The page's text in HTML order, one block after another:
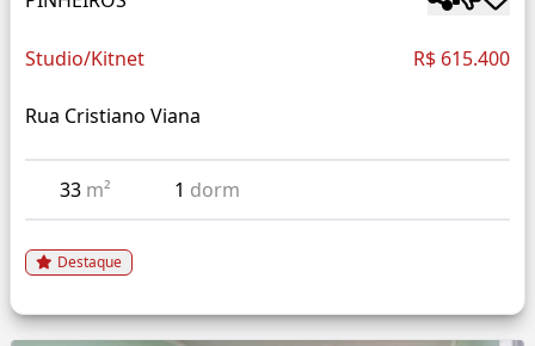
Studio/Kitnet R$ 615.400
Rua Cristiano Viana
33 m² 1 dorm
Destaque